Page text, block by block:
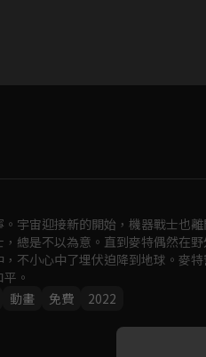
Play
宇宙迎接新的開始，機器戰士也
總是不以為意。直到麥特偶然在
不小心中了埋伏迫降到地球。麥
。
動畫 免費 2022